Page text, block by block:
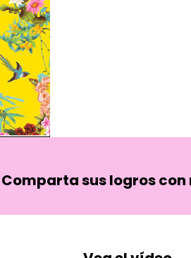
Comparta sus logros con